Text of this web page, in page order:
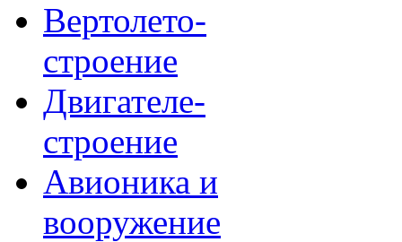
Вертолето-
строение
Двигателе-
строение
Авионика и
вооружение